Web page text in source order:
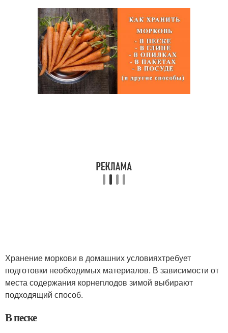
Хранение моркови в домашних условияхтребует
подготовки необходимых материалов. В зависимости от
места содержания корнеплодов зимой выбирают
подходящий способ.
В песке